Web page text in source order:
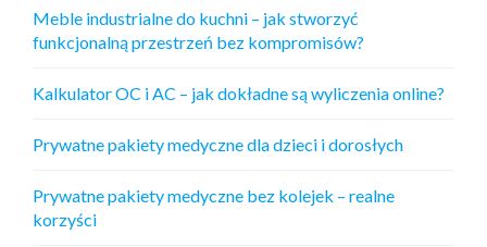
Meble industrialne do kuchni – jak stworzyć
funkcjonalną przestrzeń bez kompromisów?
Kalkulator OC i AC – jak dokładne są wyliczenia online?
Prywatne pakiety medyczne dla dzieci i dorosłych
Prywatne pakiety medyczne bez kolejek – realne
korzyści